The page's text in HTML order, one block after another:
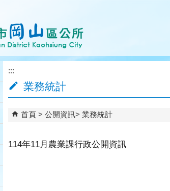
:::
業務統計
首頁 公開資訊 業務統計
114年11月農業課行政公開資訊